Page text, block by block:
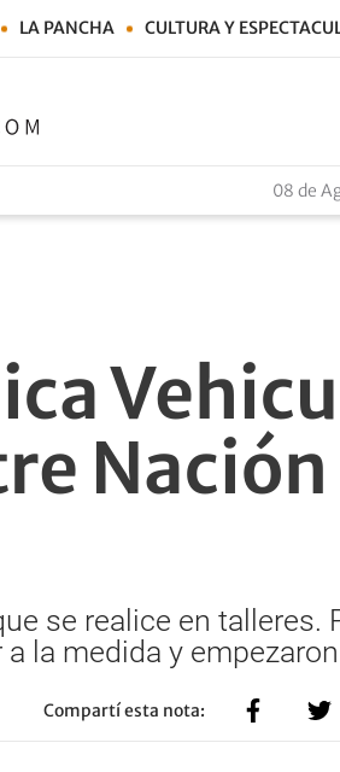
LA PANCHA CULTURA Y
08 de
se realice en talleres.
la medida y
Compartí esta nota: